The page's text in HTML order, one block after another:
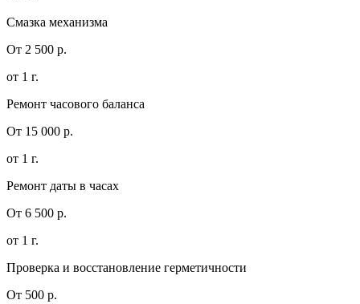
Смазка механизма
От 2 500 р.
от 1 г.
Ремонт часового баланса
От 15 000 р.
от 1 г.
Ремонт даты в часах
От 6 500 р.
от 1 г.
Проверка и восстановление герметичности
От 500 р.